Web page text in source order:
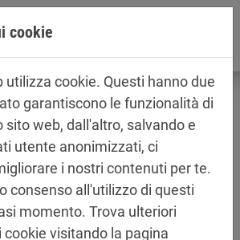
navigation
sul prodotto / schede di
cookie
utilizza cookie. Questi hanno due
garantiscono le funzionalità di
sito web, dall'altro, salvando e
utente anonimizzati, ci
i nostri contenuti per te.
consenso all'utilizzo di questi
momento. Trova ulteriori
visitando la pagina